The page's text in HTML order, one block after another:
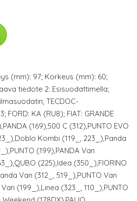
(mm): 97; Korkeus (mm): 60;
tiedote 2: Esisuodattimella;
TECDOC-
FORD: KA (RU8); FIAT: GRANDE
(169),500 C (312),PUNTO EVO
Kombi (119_, 223_),Panda
(199),PANDA Van
(225),Idea (350_),FIORINO
Van (312_, 519_),PUNTO Van
(199_),Linea (323_, 110_),PUNTO